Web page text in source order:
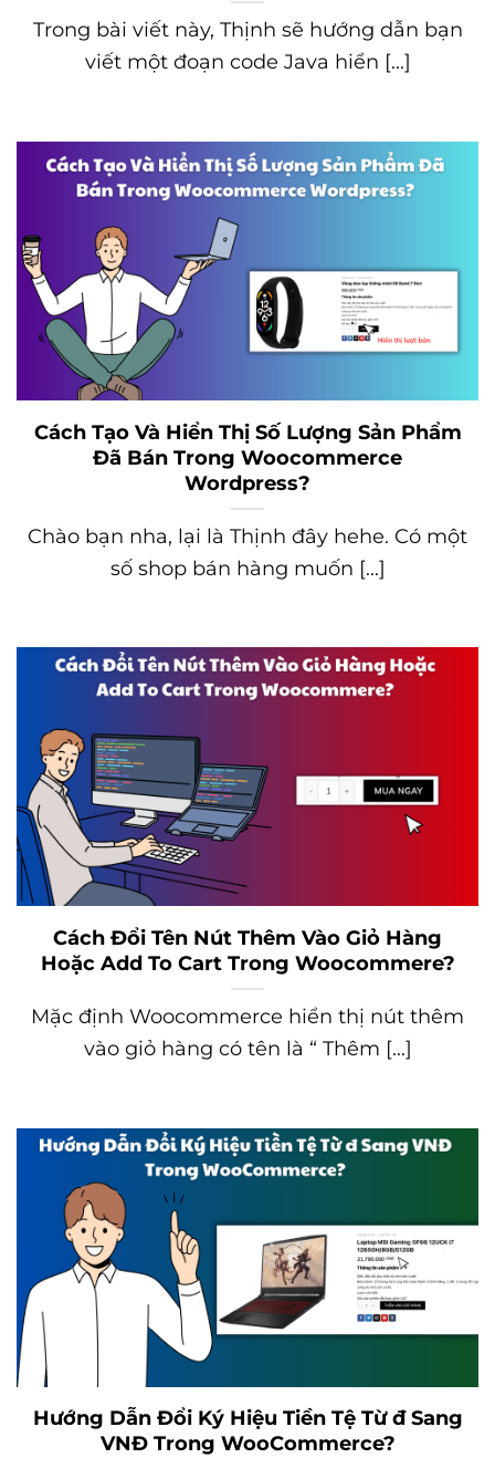
Trong bài viết này, Thịnh sẽ hướng dẫn bạn
viết một đoạn code Java hiển [...]
Cách Tạo Và Hiển Thị Số Lượng Sản Phẩm
Đã Bán Trong Woocommerce
Wordpress?
Chào bạn nha, lại là Thịnh đây hehe. Có một
số shop bán hàng muốn [...]
Cách Đổi Tên Nút Thêm Vào Giỏ Hàng
Hoặc Add To Cart Trong Woocommere?
Mặc định Woocommerce hiển thị nút thêm
vào giỏ hàng có tên là “ Thêm [...]
Hướng Dẫn Đổi Ký Hiệu Tiền Tệ Từ đ Sang
VNĐ Trong WooCommerce?